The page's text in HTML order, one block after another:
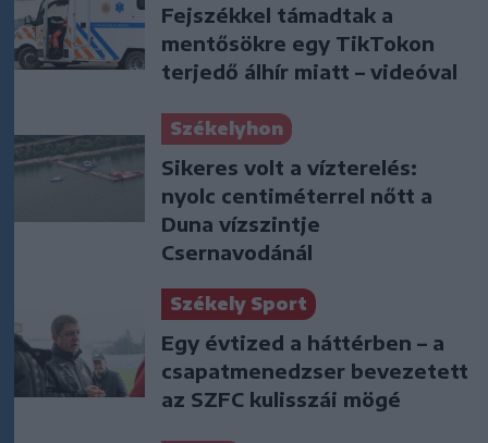
Fejszékkel támadtak a
mentősökre egy TikTokon
terjedő álhír miatt – videóval
Székelyhon
Sikeres volt a vízterelés:
nyolc centiméterrel nőtt a
Duna vízszintje
Csernavodánál
Székely Sport
Egy évtized a háttérben – a
csapatmenedzser bevezetett
az SZFC kulisszái mögé